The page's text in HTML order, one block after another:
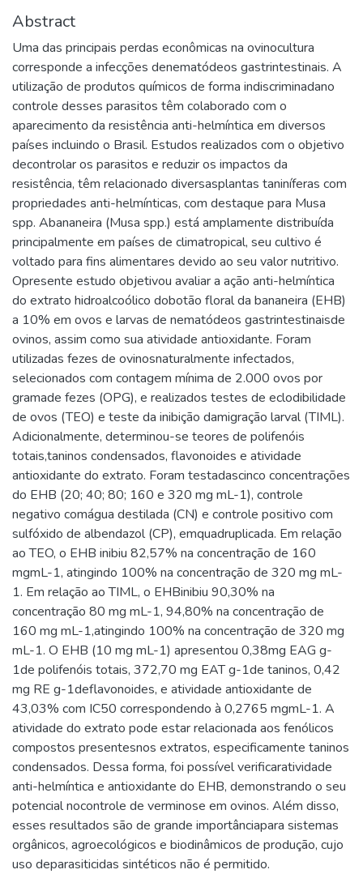
Abstract
Uma das principais perdas econômicas na ovinocultura
corresponde a infecções denematódeos gastrintestinais. A
utilização de produtos químicos de forma indiscriminadano
controle desses parasitos têm colaborado com o
aparecimento da resistência anti-helmíntica em diversos
países incluindo o Brasil. Estudos realizados com o objetivo
decontrolar os parasitos e reduzir os impactos da
resistência, têm relacionado diversasplantas taniníferas com
propriedades anti-helmínticas, com destaque para Musa
spp. Abananeira (Musa spp.) está amplamente distribuída
principalmente em países de climatropical, seu cultivo é
voltado para fins alimentares devido ao seu valor nutritivo.
Opresente estudo objetivou avaliar a ação anti-helmíntica
do extrato hidroalcoólico dobotão floral da bananeira (EHB)
a 10% em ovos e larvas de nematódeos gastrintestinaisde
ovinos, assim como sua atividade antioxidante. Foram
utilizadas fezes de ovinosnaturalmente infectados,
selecionados com contagem mínima de 2.000 ovos por
gramade fezes (OPG), e realizados testes de eclodibilidade
de ovos (TEO) e teste da inibição damigração larval (TIML).
Adicionalmente, determinou-se teores de polifenóis
totais,taninos condensados, flavonoides e atividade
antioxidante do extrato. Foram testadascinco concentrações
do EHB (20; 40; 80; 160 e 320 mg mL-1), controle
negativo comágua destilada (CN) e controle positivo com
sulfóxido de albendazol (CP), emquadruplicada. Em relação
ao TEO, o EHB inibiu 82,57% na concentração de 160
mgmL-1, atingindo 100% na concentração de 320 mg mL-
1. Em relação ao TIML, o EHBinibiu 90,30% na
concentração 80 mg mL-1, 94,80% na concentração de
160 mg mL-1,atingindo 100% na concentração de 320 mg
mL-1. O EHB (10 mg mL-1) apresentou 0,38mg EAG g-
1de polifenóis totais, 372,70 mg EAT g-1de taninos, 0,42
mg RE g-1deflavonoides, e atividade antioxidante de
43,03% com IC50 correspondendo à 0,2765 mgmL-1. A
atividade do extrato pode estar relacionada aos fenólicos
compostos presentesnos extratos, especificamente taninos
condensados. Dessa forma, foi possível verificaratividade
anti-helmíntica e antioxidante do EHB, demonstrando o seu
potencial nocontrole de verminose em ovinos. Além disso,
esses resultados são de grande importânciapara sistemas
orgânicos, agroecológicos e biodinâmicos de produção, cujo
uso deparasiticidas sintéticos não é permitido.